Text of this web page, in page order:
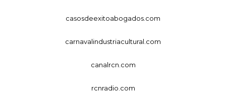
casosdeexitoabogados.com
carnavalindustriacultural.com
canalrcn.com
rcnradio.com